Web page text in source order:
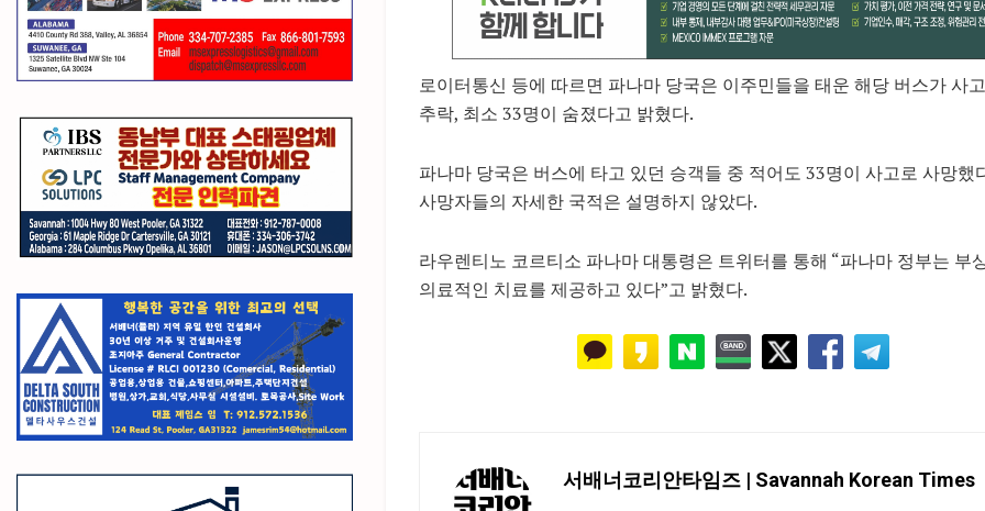
로이터통신 등에 따르면 파나마 당국은 이주민들을 태운 해당 버스가 사
추락, 최소 33명이 숨졌다고 밝혔다.
파나마 당국은 버스에 타고 있던 승객들 중 적어도 33명이 사고로 사망했
사망자들의 자세한 국적은 설명하지 않았다.
라우렌티노 코르티소 파나마 대통령은 트위터를 통해 “파나마 정부는 부
의료적인 치료를 제공하고 있다”고 밝혔다.
서배너코리안타임즈 | Savannah Korean Times